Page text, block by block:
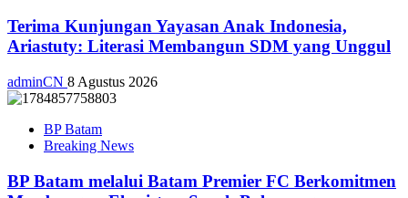
Terima Kunjungan Yayasan Anak Indonesia,
Ariastuty: Literasi Membangun SDM yang Unggul
adminCN 8 Agustus 2026
BP Batam
Breaking News
BP Batam melalui Batam Premier FC Berkomitmen